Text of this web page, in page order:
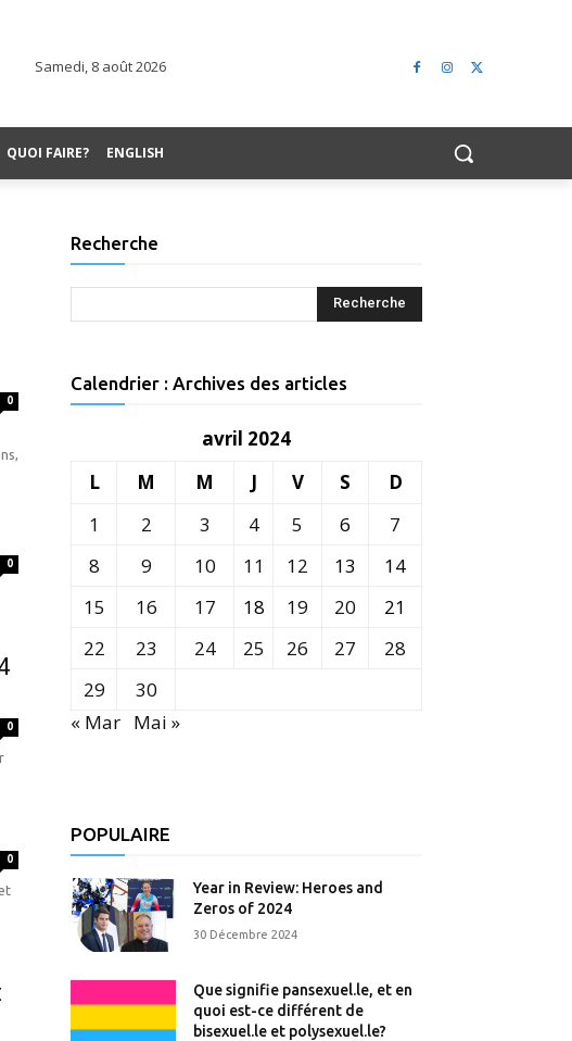
Samedi, 8 août 2026
QUOI FAIRE? ENGLISH
0
0
0
0
Recherche
Calendrier : Archives des articles
avril 2024
L
M M J V S
D
1
2 3 4 5 6
7
8
9 10 11 12 13
14
15
16 17 18 19 20
21
22
23 24 25 26 27
28
29
30
« Mar Mai »
POPULAIRE
Year in Review: Heroes and
Zeros of 2024
30 Décembre 2024
Que signifie pansexuel.le, et en
quoi est-ce différent de
bisexuel.le et polysexuel.le?